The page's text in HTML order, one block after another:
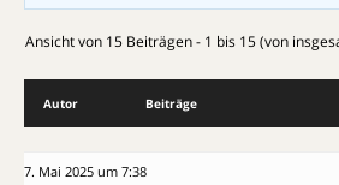
Ansicht von 15 Beiträgen - 1 bis 15 (von
Autor Beiträge
7. Mai 2025 um 7:38